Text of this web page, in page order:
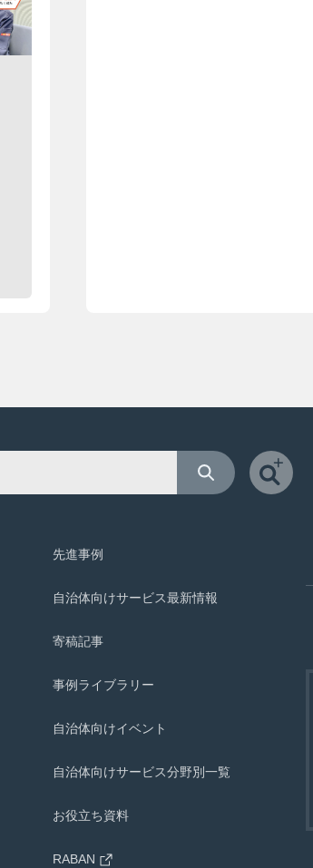
先進事例
自治体向けサービス最新情報
寄稿記事
事例ライブラリー
自治体向けイベント
自治体向けサービス分野別一覧
お役立ち資料
RABAN